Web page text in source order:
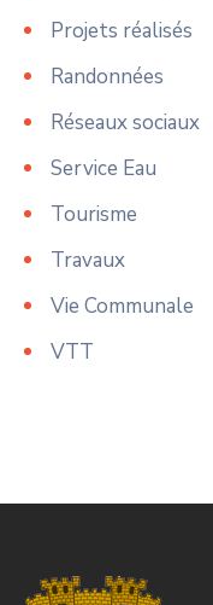
Projets réalisés
Randonnées
Réseaux sociaux
Service Eau
Tourisme
Travaux
Vie Communale
VTT